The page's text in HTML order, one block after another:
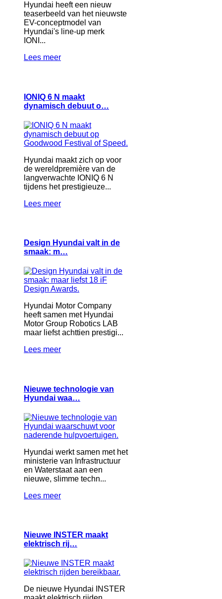
Hyundai heeft een nieuw
teaserbeeld van het nieuwste
EV-conceptmodel van
Hyundai's line-up merk
IONI...
Lees meer
IONIQ 6 N maakt
dynamisch debuut o…
Hyundai maakt zich op voor
de wereldpremière van de
langverwachte IONIQ 6 N
tijdens het prestigieuze...
Lees meer
Design Hyundai valt in de
smaak: m…
Hyundai Motor Company
heeft samen met Hyundai
Motor Group Robotics LAB
maar liefst achttien prestigi...
Lees meer
Nieuwe technologie van
Hyundai waa…
Hyundai werkt samen met het
ministerie van Infrastructuur
en Waterstaat aan een
nieuwe, slimme techn...
Lees meer
Nieuwe INSTER maakt
elektrisch rij…
De nieuwe Hyundai INSTER